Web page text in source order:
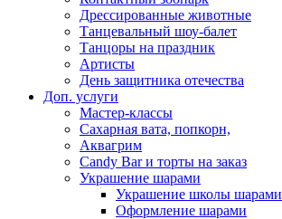
Дрессированные животные
Танцевальный шоу-балет
Танцоры на праздник
Артисты
День защитника отечества
Доп. услуги
Мастер-классы
Сахарная вата, попкорн,
Аквагрим
Candy Bar и торты на заказ
Украшение шарами
Украшение школы шарами
Оформление шарами